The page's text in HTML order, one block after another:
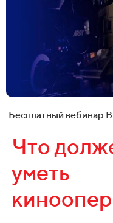
Бесплатный вебинар
Что
уметь